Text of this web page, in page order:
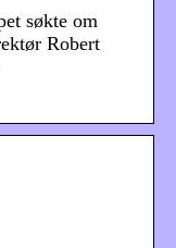
søkte om
Robert